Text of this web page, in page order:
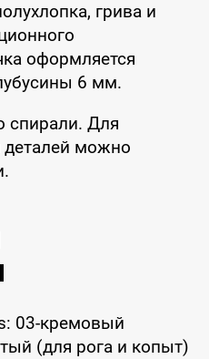
грива и
оформляется
6 мм.
спирали. Для
деталей можно
03-кремовый
(для рога и копыт)